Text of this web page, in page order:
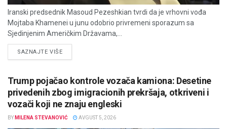
Iranski predsednik Masoud Pezeshkian tvrdi da je vrhovni vođa
Mojtaba Khamenei u junu odobrio privremeni sporazum sa
Sjedinjenim Američkim Državama,...
SAZNAJTE VIŠEDETAILS
Trump pojačao kontrole vozača kamiona: Desetine
privedenih zbog imigracionih prekršaja, otkriveni i
vozači koji ne znaju engleski
BY MILENA STEVANOVIĆ AVGUST 5, 2026